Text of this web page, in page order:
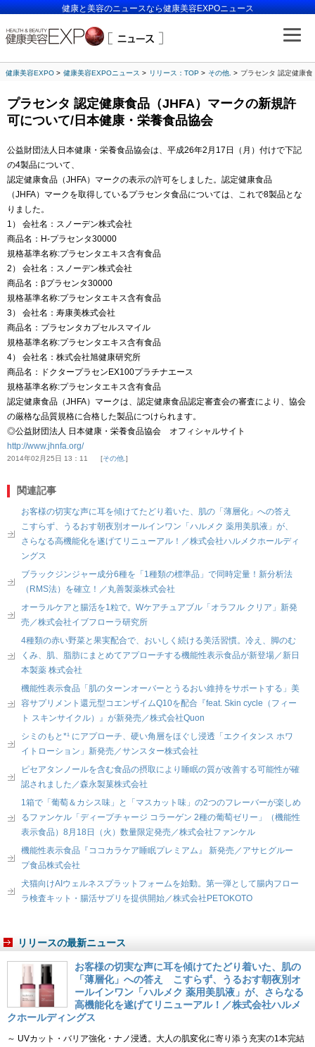
健康と美容のニュースなら健康美容EXPOニュース
健康美容EXPO 健康美容EXPOニュース リリース：TOP その他. プラセンタ 認定健康
プラセンタ 認定健康食品（JHFA）マークの新規許
可について/日本健康・栄養食品協会
公益財団法人日本健康・栄養食品協会は、平成26年2月17日（月）付けで下記
の4製品について、
認定健康食品（JHFA）マークの表示の許可をしました。認定健康食品
（JHFA）マークを取得しているプラセンタ食品については、これで8製品とな
りました。
1） 会社名：スノーデン株式会社
商品名：H-プラセンタ30000
規格基準名称:プラセンタエキス含有食品
2） 会社名：スノーデン株式会社
商品名：βプラセンタ30000
規格基準名称:プラセンタエキス含有食品
3） 会社名：寿康美株式会社
商品名：プラセンタカプセルスマイル
規格基準名称:プラセンタエキス含有食品
4） 会社名：株式会社旭健康研究所
商品名：ドクタープラセンEX100プラチナエース
規格基準名称:プラセンタエキス含有食品
認定健康食品（JHFA）マークは、認定健康食品認定審査会の審査により、協会
の厳格な品質規格に合格した製品につけられます。
◎公益財団法人 日本健康・栄養食品協会 オフィシャルサイト
http://www.jhnfa.org/
2014年02月25日 13：11 その他.
関連記事
お客様の切実な声に耳を傾けてたどり着いた、肌の「薄層化」への答え
こすらず、うるおす朝夜別オールインワン「ハルメク 薬用美肌液」が、
さらなる高機能化を遂げてリニューアル！／株式会社ハルメクホールディ
ングス
ブラックジンジャー成分6種を「1種類の標準品」で同時定量！新分析法
（RMS法）を確立！／丸善製薬株式会社
オーラルケアと腸活を1粒で。Wケアチュアブル「オラフル クリア」新発
売／株式会社イブフローラ研究所
4種類の赤い野菜と果実配合で、おいしく続ける美活習慣。冷え、脚のむ
くみ、肌、脂肪にまとめてアプローチする機能性表示食品が新登場／新日
本製薬 株式会社
機能性表示食品「肌のターンオーバーとうるおい維持をサポートする」美
容サプリメント還元型コエンザイムQ10を配合『feat. Skin cycle（フィー
ト スキンサイクル）』が新発売／株式会社Quon
シミのもと*¹ にアプローチ、硬い角層をほぐし浸透「エクイタンス ホワ
イトローション」新発売／サンスター株式会社
ピセアタンノールを含む食品の摂取により睡眠の質が改善する可能性が確
認されました／森永製菓株式会社
1箱で「葡萄＆カシス味」と「マスカット味」の2つのフレーバーが楽しめ
るファンケル「ディープチャージ コラーゲン 2種の葡萄ゼリー」（機能性
表示食品）8月18日（火）数量限定発売／株式会社ファンケル
機能性表示食品『ココカラケア睡眠プレミアム』 新発売／アサヒグルー
プ食品株式会社
犬猫向けAIウェルネスプラットフォームを始動。第一弾として腸内フロー
ラ検査キット・腸活サプリを提供開始／株式会社PETOKOTO
リリースの最新ニュース
お客様の切実な声に耳を傾けてたどり着いた、肌の
「薄層化」への答え こすらず、うるおす朝夜別オ
ールインワン「ハルメク 薬用美肌液」が、さらなる
高機能化を遂げてリニューアル！／株式会社ハルメ
クホールディングス
～ UVカット・バリア強化・ナノ浸透。大人の肌変化に寄り添う充実の1本完結